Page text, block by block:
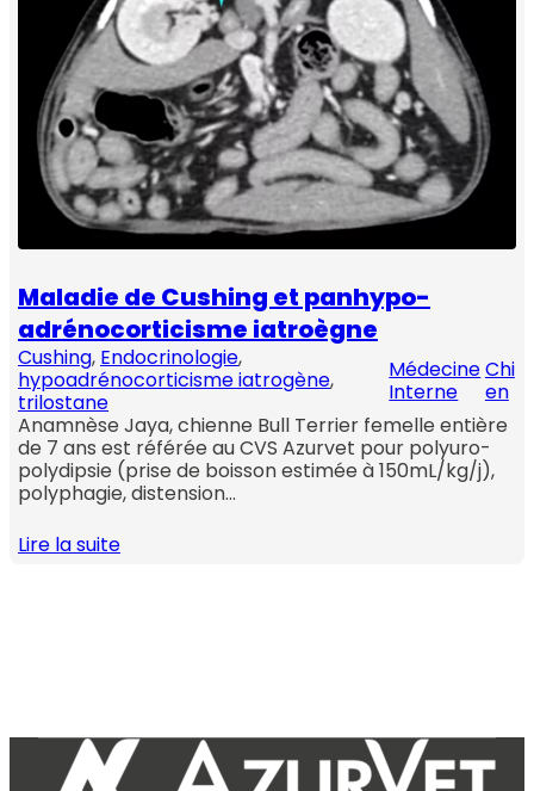
Maladie de Cushing et panhypo-
adrénocorticisme iatroègne
Cushing, Endocrinologie,
hypoadrénocorticisme iatrogène,
trilostane
Médecine
Interne
Chi
en
Anamnèse Jaya, chienne Bull Terrier femelle entière
de 7 ans est référée au CVS Azurvet pour polyuro-
polydipsie (prise de boisson estimée à 150mL/kg/j),
polyphagie, distension…
Lire la suite